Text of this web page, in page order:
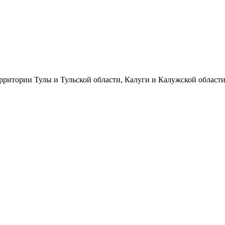
Тулы и Тульской области, Калуги и Калужской области